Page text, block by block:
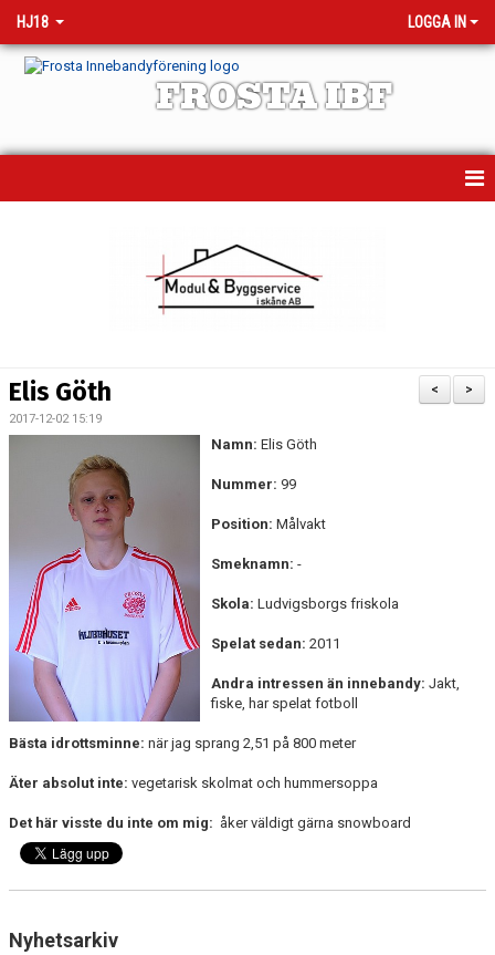
HJ18 LOGGA IN
FROSTA IBF
NYHETER
BILDGALLERI
KONTAKT
>
<
Elis Göth
2017-12-02 15:19
Namn: Elis Göth
Nummer: 99
Position: Målvakt
Smeknamn: -
Skola: Ludvigsborgs friskola
Spelat sedan: 2011
Andra intressen än innebandy: Jakt,
fiske, har spelat fotboll
Bästa idrottsminne: när jag sprang 2,51 på 800 meter
Äter absolut inte: vegetarisk skolmat och hummersoppa
Det här visste du inte om mig: åker väldigt gärna snowboard
Nyhetsarkiv